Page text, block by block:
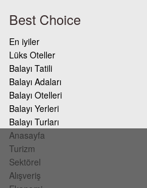
Best Choice
En iyiler
Lüks Oteller
Balayı Tatili
Balayı Adaları
Balayı Otelleri
Balayı Yerleri
Balayı Turları
Anasayfa
Turizm
Sektörel
Alışveriş